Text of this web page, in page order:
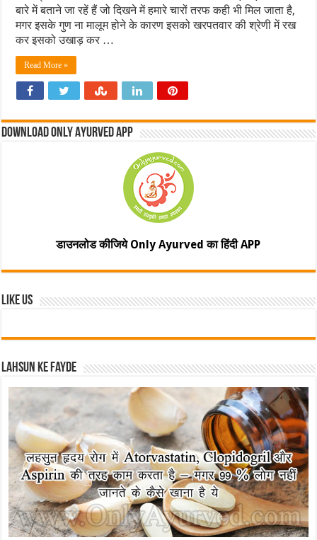
बारे में बताने जा रहें हैं जो दिखने में हमारे चारों तरफ कही भी मिल जाता है,
मगर इसके गुण ना मालूम होने के कारण इसको खरपतवार की श्रेणी में रख
कर इसको उखाड़ कर …
Read More »
Download Only Ayurved App
डाउनलोड कीजिये Only Ayurved का हिंदी APP
Like Us
Lahsun ke fayde